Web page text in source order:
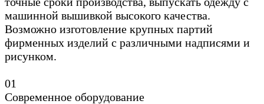
машинной вышивкой высокого качества.
Возможно изготовление крупных партий
фирменных изделий с различными надписями и
рисунком.
01
Современное оборудование